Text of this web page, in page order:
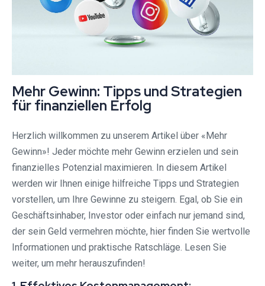
Mehr Gewinn: Tipps und Strategien
für finanziellen Erfolg
Herzlich willkommen zu unserem Artikel über «Mehr
Gewinn»! Jeder möchte mehr Gewinn erzielen und sein
finanzielles Potenzial maximieren. In diesem Artikel
werden wir Ihnen einige hilfreiche Tipps und Strategien
vorstellen, um Ihre Gewinne zu steigern. Egal, ob Sie ein
Geschäftsinhaber, Investor oder einfach nur jemand sind,
der sein Geld vermehren möchte, hier finden Sie wertvolle
Informationen und praktische Ratschläge. Lesen Sie
weiter, um mehr herauszufinden!